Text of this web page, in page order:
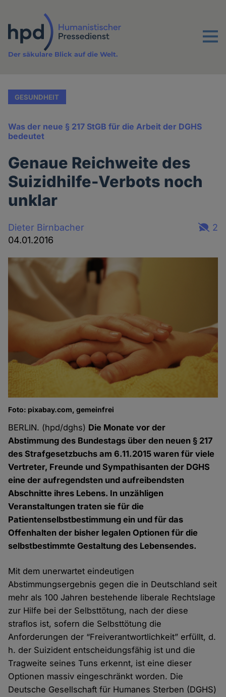
Inhalt
Menu
Der säkulare Blick auf die Welt.
GESUNDHEIT
Was der neue § 217 StGB für die Arbeit der DGHS
bedeutet
Genaue Reichweite des
Suizidhilfe-Verbots noch
unklar
Dieter Birnbacher
04.01.2016
2
Foto: pixabay.com, gemeinfrei
BERLIN. (hpd/dghs) Die Monate vor der
Abstimmung des Bundestags über den neuen § 217
des Strafgesetzbuchs am 6.11.2015 waren für viele
Vertreter, Freunde und Sympathisanten der DGHS
eine der aufregendsten und aufreibendsten
Abschnitte ihres Lebens. In unzähligen
Veranstaltungen traten sie für die
Patientenselbstbestimmung ein und für das
Offenhalten der bisher legalen Optionen für die
selbstbestimmte Gestaltung des Lebensendes.
Mit dem unerwartet eindeutigen
Abstimmungsergebnis gegen die in Deutschland seit
mehr als 100 Jahren bestehende liberale Rechtslage
zur Hilfe bei der Selbsttötung, nach der diese
straflos ist, sofern die Selbsttötung die
Anforderungen der “Freiverantwortlichkeit” erfüllt, d.
h. der Suizident entscheidungsfähig ist und die
Tragweite seines Tuns erkennt, ist eine dieser
Optionen massiv eingeschränkt worden. Die
Deutsche Gesellschaft für Humanes Sterben (DGHS)